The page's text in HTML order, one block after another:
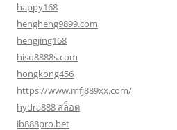
happy168
hengheng9899.com
hengjing168
hiso8888s.com
hongkong456
https://www.mfj889xx.com/
hydra888 สล็อต
ib888pro.bet